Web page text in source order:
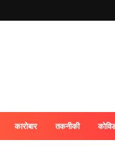
कारोबार तकनीकी